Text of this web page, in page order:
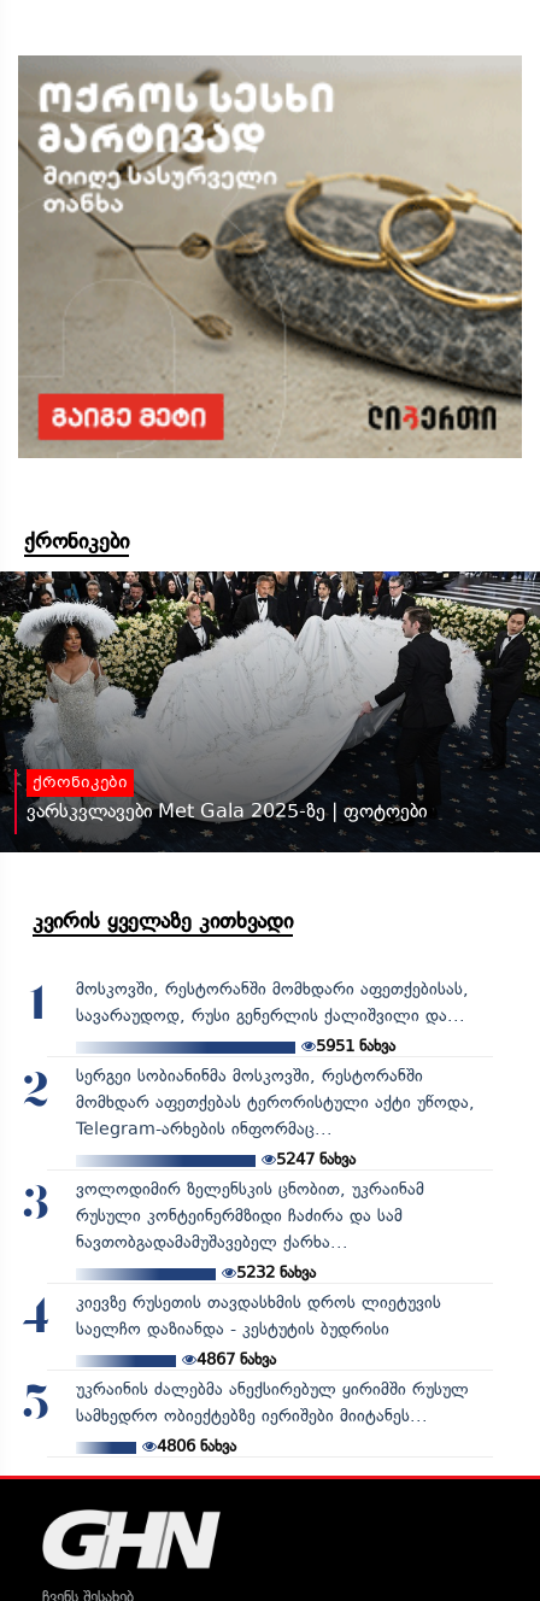
ქრონიკები
ქრონიკები
ვარსკვლავები Met Gala 2025-ზე | ფოტოები
კვირის ყველაზე კითხვადი
1
მოსკოვში, რესტორანში მომხდარი აფეთქებისას,
სავარაუდოდ, რუსი გენერლის ქალიშვილი და...
5951 ნახვა
2
სერგეი სობიანინმა მოსკოვში, რესტორანში
მომხდარ აფეთქებას ტერორისტული აქტი უწოდა,
Telegram-არხების ინფორმაც...
5247ნახვა
3
ვოლოდიმირ ზელენსკის ცნობით, უკრაინამ
რუსული კონტეინერმზიდი ჩაძირა და სამ
ნავთობგადამამუშავებელ ქარხა...
5232ნახვა
4
კიევზე რუსეთის თავდასხმის დროს ლიეტუვის
საელჩო დაზიანდა - კესტუტის ბუდრისი
4867ნახვა
5
უკრაინის ძალებმა ანექსირებულ ყირიმში რუსულ
სამხედრო ობიექტებზე იერიშები მიიტანეს...
4806ნახვა
ჩვენს შესახებ